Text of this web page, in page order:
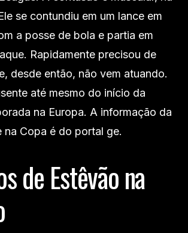
se contundiu em um lance em
a posse de bola e partia em
Rapidamente precisou de
desde então, não vem atuando.
até mesmo do início da
na Europa. A informação da
na Copa é do portal ge.
de Estêvão na